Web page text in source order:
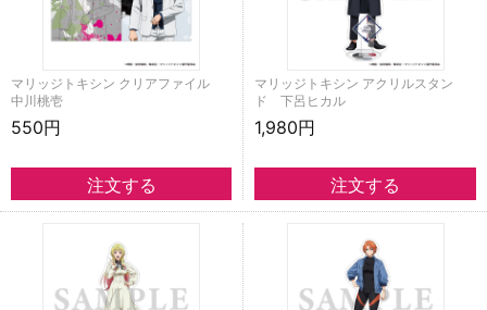
マリッジトキシン クリアファイル
中川桃壱
550円
マリッジトキシン アクリルスタン
ド 下呂ヒカル
1,980円